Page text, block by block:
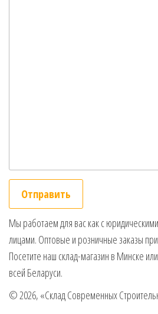
Мы работаем для вас как с
лицами. Оптовые и розничные заказы
Посетите наш склад-магазин в Минске
всей Беларуси.
© 2026, «Склад Современных